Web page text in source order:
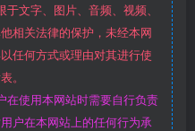
文字、图片、音频、视频、
相关法律的保护，未经本网
任何方式或理由对其进行使
。
在使用本网站时需要自行负责
户在本网站上的任何行为承